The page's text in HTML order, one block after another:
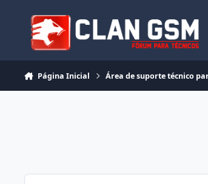
Página Inicial Área de suporte técnico